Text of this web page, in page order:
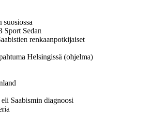
suosiossa
Sport Sedan
renkaanpotkijaiset
Helsingissä (ohjelma)
Saabismin diagnoosi